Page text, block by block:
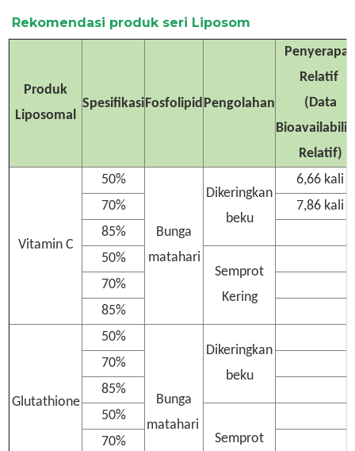
Rekomendasi produk seri Liposom
Produk
Liposomal
SpesifikasiFosfolipidPengolahan
Relatif
(Data
Relatif)
Vitamin C
50%
Bunga
matahari
Dikeringkan
beku
6,66 kali
70%
7,86 kali
85%
50%
Semprot
Kering
70%
85%
Glutathione
50%
Bunga
matahari
Dikeringkan
beku
70%
85%
50%
Semprot
70%